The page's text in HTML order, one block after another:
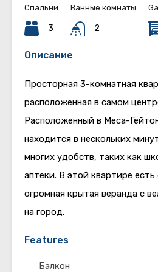
Спальни
3
Ванные комнаты
2
Описание
Просторная 3-комнатная
расположенная в самом
Расположенный в Меса-
находится в нескольких
многих удобств, таких как
аптеки. В этой квартире есть
огромная крытая веранда с
на город.
Features
Балкон